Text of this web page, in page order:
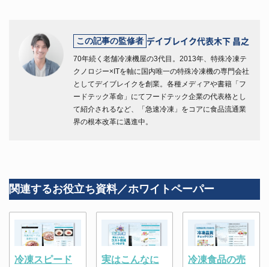
この記事の監修者 デイブレイク代表木下 昌之
70年続く老舗冷凍機屋の3代目。2013年、特殊冷凍テ
クノロジー×ITを軸に国内唯一の特殊冷凍機の専門会社
としてデイブレイクを創業。各種メディアや書籍「フ
ードテック革命」にてフードテック企業の代表格とし
て紹介されるなど、「急速冷凍」をコアに食品流通業
界の根本改革に邁進中。
関連するお役立ち資料／ホワイトペーパー
冷凍スピード
実はこんなに
冷凍食品の売